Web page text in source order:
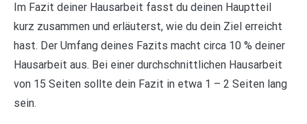
Im Fazit deiner Hausarbeit fasst du deinen Hauptteil
kurz zusammen und erläuterst, wie du dein Ziel erreicht
hast. Der Umfang deines Fazits macht circa 10 % deiner
Hausarbeit aus. Bei einer durchschnittlichen Hausarbeit
von 15 Seiten sollte dein Fazit in etwa 1 – 2 Seiten lang
sein.